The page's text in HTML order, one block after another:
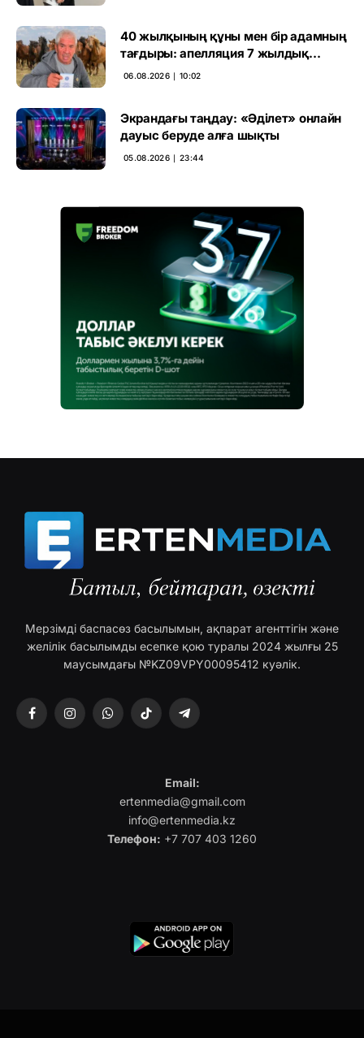
40 жылқының құны мен бір адамның
тағдыры: апелляция 7 жылдық
үкімді бұзды
06.08.2026 ∣ 10:02
Экрандағы таңдау: «Әділет» онлайн
дауыс беруде алға шықты
05.08.2026 ∣ 23:44
Мерзімді баспасөз басылымын, ақпарат агенттігін және
желілік басылымды есепке қою туралы 2024 жылғы 25
маусымдағы №KZ09VPY00095412 куәлік.
FacebookInstagramWhatsAppTikTok Telegram
Email:
ertenmedia@gmail.com
info@ertenmedia.kz
Телефон: +7 707 403 1260